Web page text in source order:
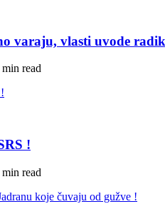
varaju, vlasti uvode
min read
!
read